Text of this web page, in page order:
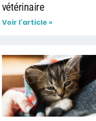
vétérinaire
Voir l'article »